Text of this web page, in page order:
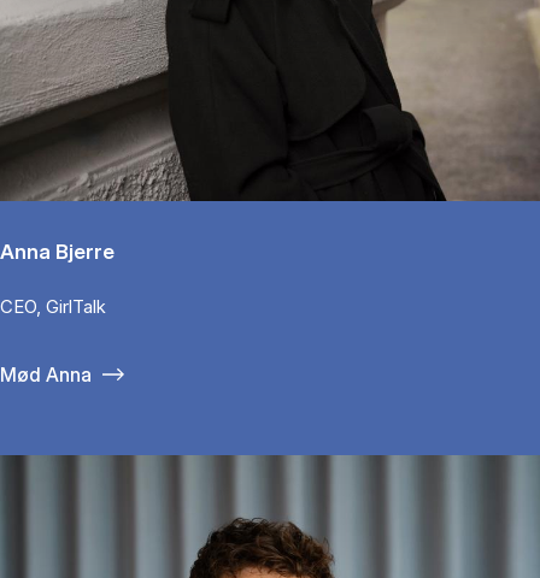
Anna Bjerre
CEO, GirlTalk
Mød Anna